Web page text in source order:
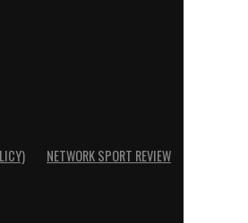
NETWORK SPORT REVIEW